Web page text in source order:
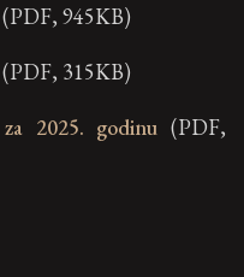
(PDF, 945KB)
(PDF, 315KB)
2025. godinu (PDF,